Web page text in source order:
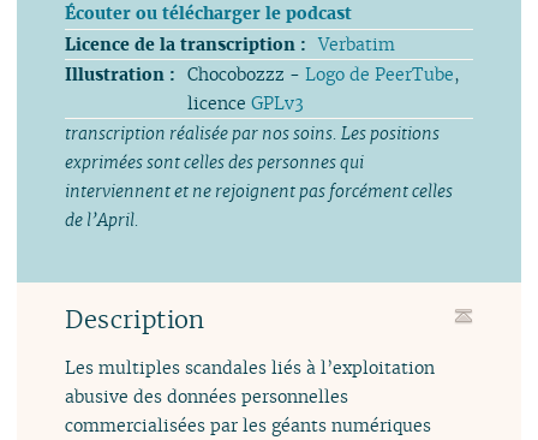
Écouter ou télécharger le podcast
Licence de la transcription : Verbatim
Illustration : Chocobozzz -Logo de PeerTube,
licenceGPLv3
transcription réalisée par nos soins. Les positions
exprimées sont celles des personnes qui
interviennent et ne rejoignent pas forcément celles
de l’April.
Description
Les multiples scandales liés à l’exploitation
abusive des données personnelles
commercialisées par les géants numériques